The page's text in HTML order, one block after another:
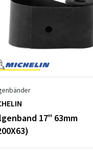
17" 63mm